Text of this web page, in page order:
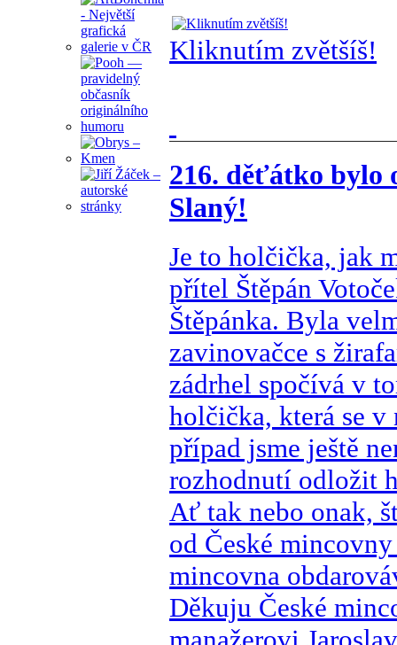
Kliknutím zvětšíš!
216. děťátko bylo
Slaný!
Je to holčička, jak
přítel Štěpán
Štěpánka. Byla
zavinovačce s
zádrhel spočívá v
holčička, která se
případ jsme ještě
rozhodnutí odložit
Ať tak nebo onak,
od České
mincovna
Děkuju České